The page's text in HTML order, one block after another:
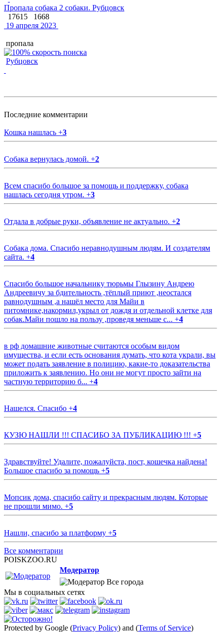
Пропала собака 2 собаки. Рубцовск
17615
1668
19 апреля 2023
пропала
Рубцовск
Последние комментарии
Кошка нашлась +3
Собака вернулась домой. +2
Всем спасибо большое за помощь и поддержку, собака
нашлась сегодня утром. +3
Отдала в добрые руки, объявление не актуально. +2
Собака дома. Спасибо неравнодушным людям. И создателям
сайта. +4
Спасибо большое начальнику тюрьмы Глызину Андрею
Андреевичу за бдительность ,тёплый приют ,неостался
равнодушным ,а нашёл место для Майи в
питомнике,накормил,укрыл от дождя и отдельной клетке для
собак.Майи пошло на пользу ,проведя меньше с... +4
в рф домашние животные считаются особым видом
имущества, и если есть основания думать, что кота украли, вы
может подать заявление в полицию, какие-то доказательства
приложить к заявлению. Но они не могут просто зайти на
частную территорию б... +4
Нашелся. Спасибо +4
КУЗЮ НАШЛИ !!! СПАСИБО ЗА ПУБЛИКАЦИЮ !!! +5
Здравствуйте! Удалите, пожалуйста, пост, кошечка найдена!
Большое спасибо за помощь +5
Мопсик дома, спасибо сайту и прекрасным людям. Которые
не прошли мимо. +5
Нашли, спасибо за платформу +5
Все комментарии
POISKZOO.RU
Модератор
Все города
Мы в социальных сетях
Protected by Google (Privacy Policy) and (Terms of Service)